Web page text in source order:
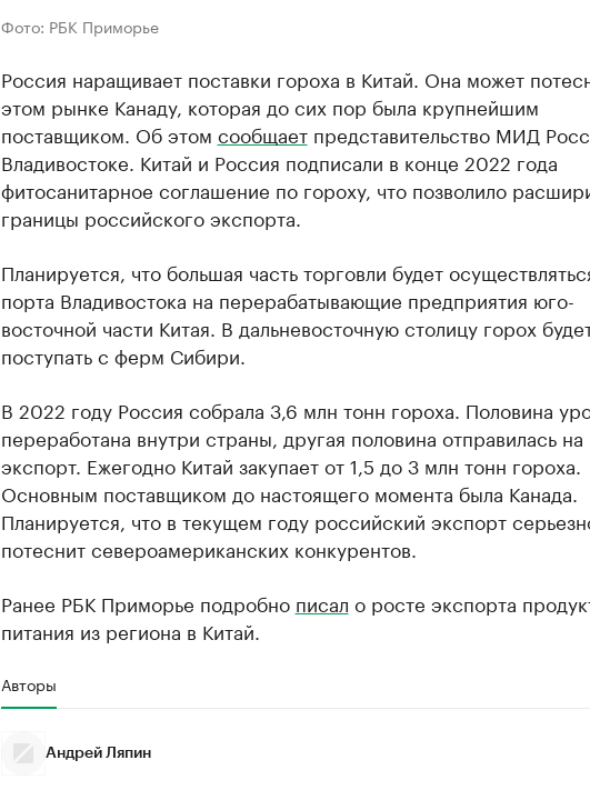
Фото: РБК Приморье
Россия наращивает поставки гороха в Китай. Она может
этом рынке Канаду, которая до сих пор была крупнейшим
поставщиком. Об этом сообщаетпредставительство МИД
Владивостоке. Китай и Россия подписали в конце 2022 года
фитосанитарное соглашение по гороху, что позволило
границы российского экспорта.
Планируется, что большая часть торговли будет
порта Владивостока на перерабатывающие предприятия юго-
восточной части Китая. В дальневосточную столицу горох
поступать с ферм Сибири.
В 2022 году Россия собрала 3,6 млн тонн гороха. Половина
переработана внутри страны, другая половина отправилась на
экспорт. Ежегодно Китай закупает от 1,5 до 3 млн тонн гороха.
Основным поставщиком до настоящего момента была Канада.
Планируется, что в текущем году российский экспорт
потеснит североамериканских конкурентов.
Ранее РБК Приморье подробно писал о росте экспорта
питания из региона в Китай.
Авторы
Андрей Ляпин